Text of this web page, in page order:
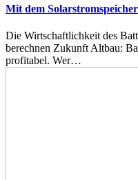
Mit dem
Die Wirtschaftlichkeit des
berechnen Zukunft Altbau:
profitabel. Wer…